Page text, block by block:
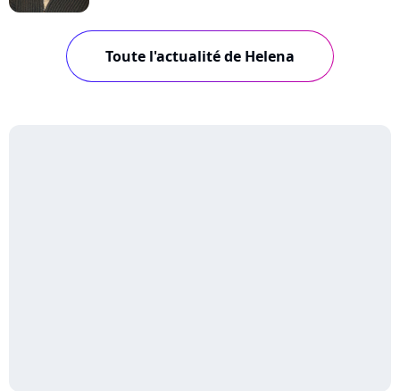
Toute l'actualité de Helena